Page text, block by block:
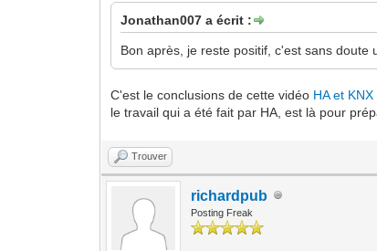
Jonathan007 a écrit :
Bon après, je reste positif, c'est sans doute
C'est le conclusions de cette vidéo HA et KNX
le travail qui a été fait par HA, est là pour
Trouver
richardpub
Posting Freak